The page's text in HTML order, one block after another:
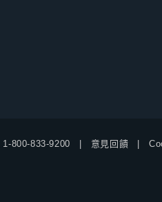
1-800-833-9200 意見回饋